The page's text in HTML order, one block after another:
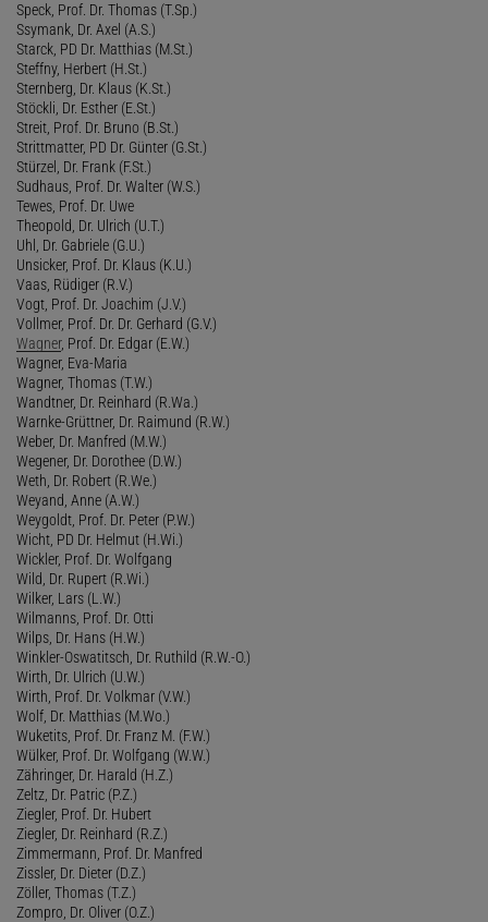
Speck, Prof. Dr. Thomas (T.Sp.)
Ssymank, Dr. Axel (A.S.)
Starck, PD Dr. Matthias (M.St.)
Steffny, Herbert (H.St.)
Sternberg, Dr. Klaus (K.St.)
Stöckli, Dr. Esther (E.St.)
Streit, Prof. Dr. Bruno (B.St.)
Strittmatter, PD Dr. Günter (G.St.)
Stürzel, Dr. Frank (F.St.)
Sudhaus, Prof. Dr. Walter (W.S.)
Tewes, Prof. Dr. Uwe
Theopold, Dr. Ulrich (U.T.)
Uhl, Dr. Gabriele (G.U.)
Unsicker, Prof. Dr. Klaus (K.U.)
Vaas, Rüdiger (R.V.)
Vogt, Prof. Dr. Joachim (J.V.)
Vollmer, Prof. Dr. Dr. Gerhard (G.V.)
Wagner, Prof. Dr. Edgar (E.W.)
Wagner, Eva-Maria
Wagner, Thomas (T.W.)
Wandtner, Dr. Reinhard (R.Wa.)
Warnke-Grüttner, Dr. Raimund (R.W.)
Weber, Dr. Manfred (M.W.)
Wegener, Dr. Dorothee (D.W.)
Weth, Dr. Robert (R.We.)
Weyand, Anne (A.W.)
Weygoldt, Prof. Dr. Peter (P.W.)
Wicht, PD Dr. Helmut (H.Wi.)
Wickler, Prof. Dr. Wolfgang
Wild, Dr. Rupert (R.Wi.)
Wilker, Lars (L.W.)
Wilmanns, Prof. Dr. Otti
Wilps, Dr. Hans (H.W.)
Winkler-Oswatitsch, Dr. Ruthild (R.W.-O.)
Wirth, Dr. Ulrich (U.W.)
Wirth, Prof. Dr. Volkmar (V.W.)
Wolf, Dr. Matthias (M.Wo.)
Wuketits, Prof. Dr. Franz M. (F.W.)
Wülker, Prof. Dr. Wolfgang (W.W.)
Zähringer, Dr. Harald (H.Z.)
Zeltz, Dr. Patric (P.Z.)
Ziegler, Prof. Dr. Hubert
Ziegler, Dr. Reinhard (R.Z.)
Zimmermann, Prof. Dr. Manfred
Zissler, Dr. Dieter (D.Z.)
Zöller, Thomas (T.Z.)
Zompro, Dr. Oliver (O.Z.)